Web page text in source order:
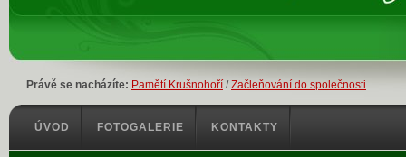
Právě se nacházíte: Pamětí Krušnohoří /Začleňování do společnosti
ÚVOD FOTOGALERIE KONTAKTY